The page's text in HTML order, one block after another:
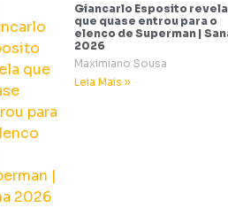
Giancarlo Esposito revela
que quase entrou para o
elenco de Superman |
2026
Maximiano Sousa
Leia Mais »